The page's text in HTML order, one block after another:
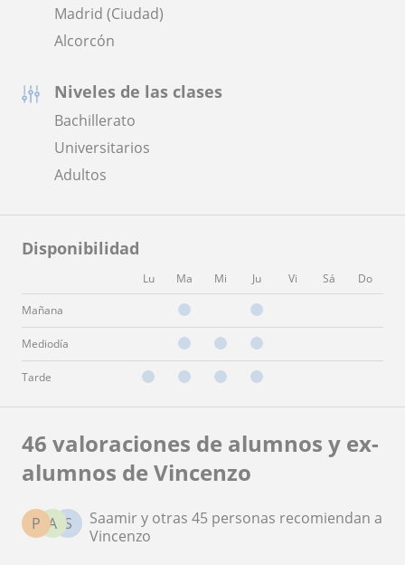
Madrid (Ciudad)
Alcorcón
Niveles de las clases
Bachillerato
Universitarios
Adultos
Disponibilidad
Lu Ma Mi Ju Vi Sá Do
Mañana
Mediodía
Tarde
46 valoraciones de alumnos y ex-
alumnos de Vincenzo
S
A
P
Saamir y otras 45 personas recomiendan a
Vincenzo